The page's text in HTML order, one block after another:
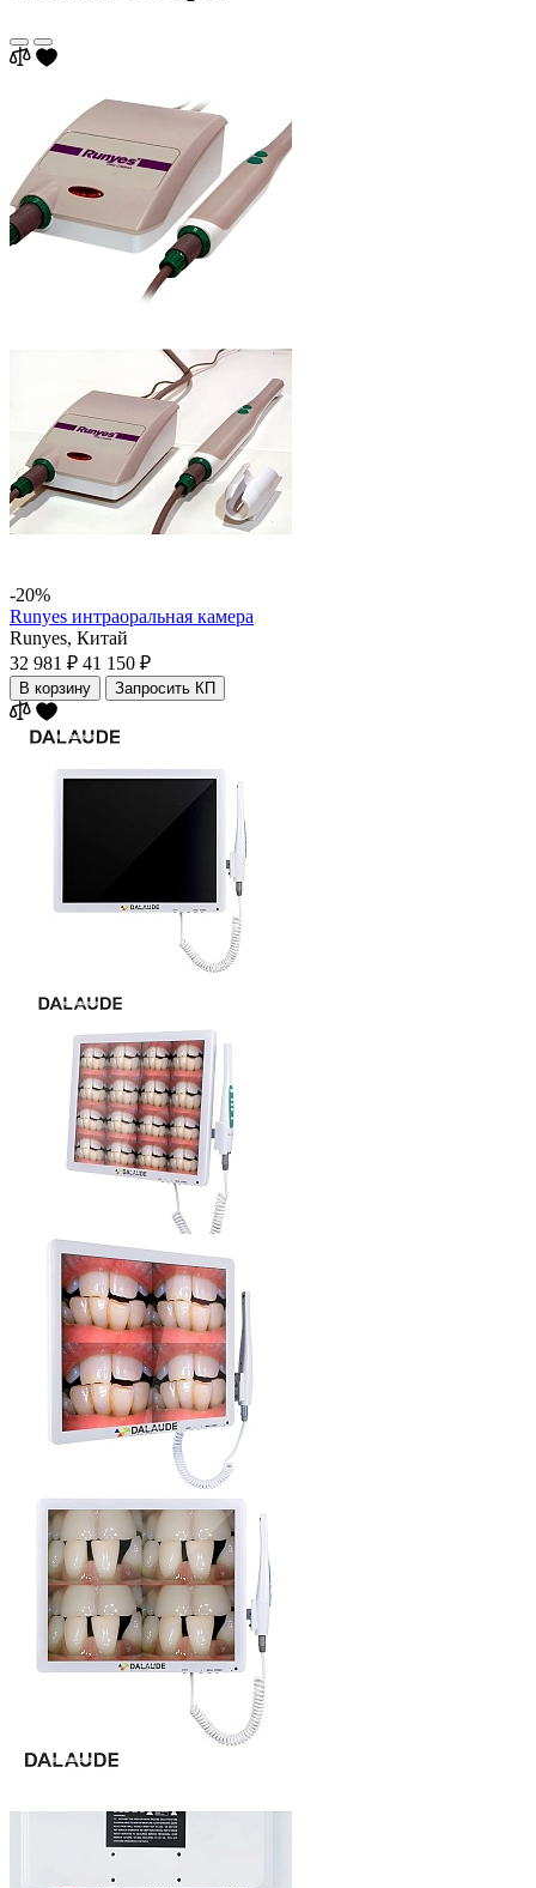
-20%
Runyes интраоральная камера
Runyes, Китай
32 981 ₽ 41 150 ₽
В корзину Запросить КП